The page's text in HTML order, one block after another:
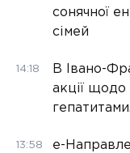
сонячної
сімей
14:18
В Івано-
акції щодо
13:58
е-